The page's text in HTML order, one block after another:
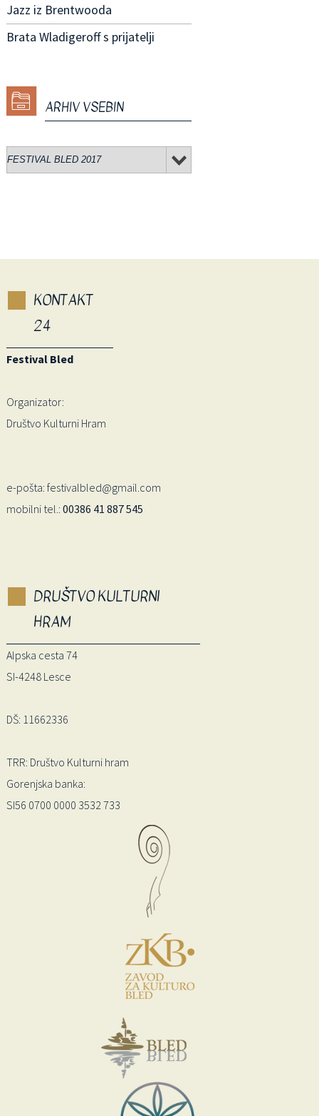
Jazz iz Brentwooda
Brata Wladigeroff s prijatelji
ARHIV VSEBIN
KONTAKT
24
Festival Bled
Organizator:
Društvo Kulturni Hram
e-pošta: festivalbled@gmail.com
mobilni tel.: 00386 41 887 545
DRUŠTVO KULTURNI
HRAM
Alpska cesta 74
SI-4248 Lesce
DŠ: 11662336
TRR: Društvo Kulturni hram
Gorenjska banka:
SI56 0700 0000 3532 733